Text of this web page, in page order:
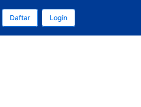
adalah Rupiah Indonesia
adalah Bahasa Indonesia
Anda
Daftar Login